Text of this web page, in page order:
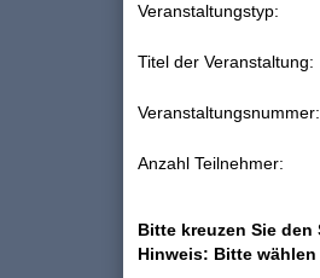
Veranstaltungstyp:
Titel der Veranstaltung:
Veranstaltungsnummer:
Anzahl Teilnehmer:
Bitte kreuzen Sie
Hinweis: Bitte